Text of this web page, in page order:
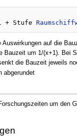
+ Stufe
Auswirkungen auf die
Bauzeit um 1/(x+1).
die Bauzeit jeweils
abgerundet
um den